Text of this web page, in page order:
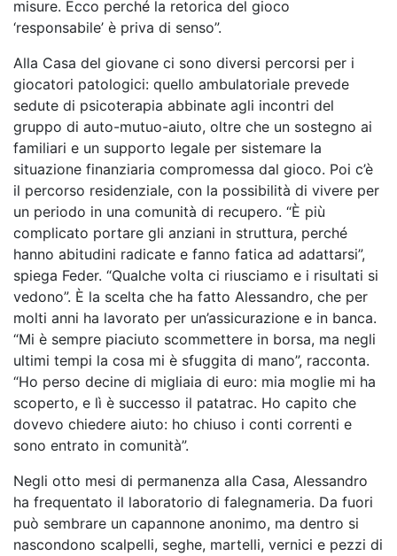
misure. Ecco perché la retorica del gioco
‘responsabile’ è priva di senso”.
Alla Casa del giovane ci sono diversi percorsi per i
giocatori patologici: quello ambulatoriale prevede
sedute di psicoterapia abbinate agli incontri del
gruppo di auto-mutuo-aiuto, oltre che un sostegno ai
familiari e un supporto legale per sistemare la
situazione finanziaria compromessa dal gioco. Poi c’è
il percorso residenziale, con la possibilità di vivere per
un periodo in una comunità di recupero. “È più
complicato portare gli anziani in struttura, perché
hanno abitudini radicate e fanno fatica ad adattarsi”,
spiega Feder. “Qualche volta ci riusciamo e i risultati si
vedono”. È la scelta che ha fatto Alessandro, che per
molti anni ha lavorato per un’assicurazione e in banca.
“Mi è sempre piaciuto scommettere in borsa, ma negli
ultimi tempi la cosa mi è sfuggita di mano”, racconta.
“Ho perso decine di migliaia di euro: mia moglie mi ha
scoperto, e lì è successo il patatrac. Ho capito che
dovevo chiedere aiuto: ho chiuso i conti correnti e
sono entrato in comunità”.
Negli otto mesi di permanenza alla Casa, Alessandro
ha frequentato il laboratorio di falegnameria. Da fuori
può sembrare un capannone anonimo, ma dentro si
nascondono scalpelli, seghe, martelli, vernici e pezzi di